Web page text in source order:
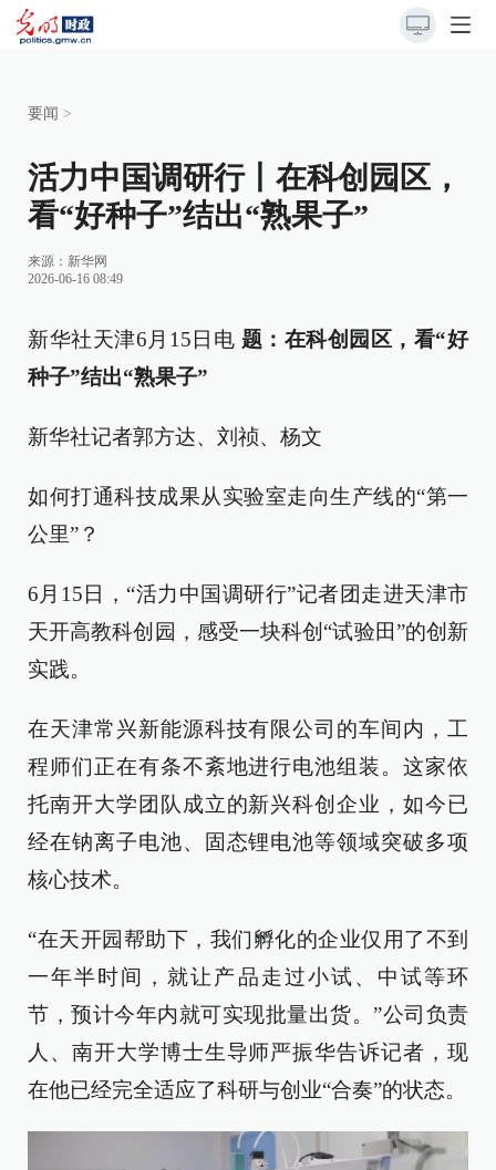
要闻 >
活力中国调研行丨在科创园区，
看“好种子”结出“熟果子”
来源： 新华网
2026-06-16 08:49
新华社天津6月15日电 题：在科创园区，看“好
种子”结出“熟果子”
新华社记者郭方达、刘祯、杨文
如何打通科技成果从实验室走向生产线的“第一
公里”？
6月15日，“活力中国调研行”记者团走进天津市
天开高教科创园，感受一块科创“试验田”的创新
实践。
在天津常兴新能源科技有限公司的车间内，工
程师们正在有条不紊地进行电池组装。这家依
托南开大学团队成立的新兴科创企业，如今已
经在钠离子电池、固态锂电池等领域突破多项
核心技术。
“在天开园帮助下，我们孵化的企业仅用了不到
一年半时间，就让产品走过小试、中试等环
节，预计今年内就可实现批量出货。”公司负责
人、南开大学博士生导师严振华告诉记者，现
在他已经完全适应了科研与创业“合奏”的状态。